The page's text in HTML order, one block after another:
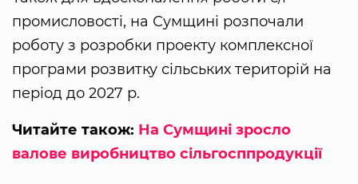
промисловості, на Сумщині розпочали
роботу з розробки проекту комплексної
програми розвитку сільських територій на
період до 2027 р.
Читайте також: На Сумщині зросло
валове виробництво сільгосппродукції